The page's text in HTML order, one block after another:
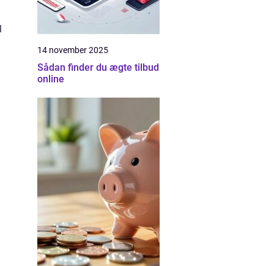
14 november 2025
Sådan finder du ægte tilbud
online